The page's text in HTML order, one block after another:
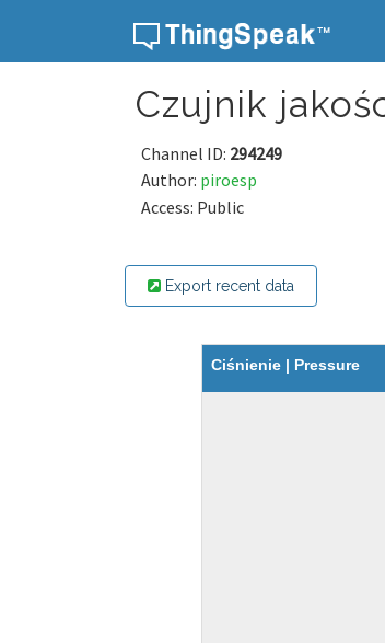
Czujnik
Channel ID: 294249
Author: piroesp
Access: Public
Export recent data
Ciśnienie | Pressure